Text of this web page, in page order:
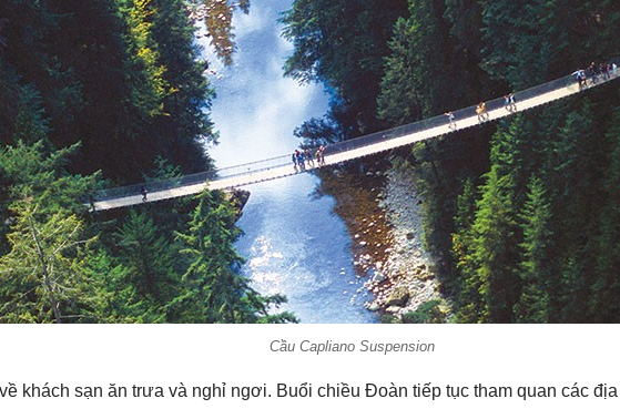
Cầu Capliano Suspension
khách sạn ăn trưa và nghỉ ngơi. Buổi chiều Đoàn tiếp tục tham quan các